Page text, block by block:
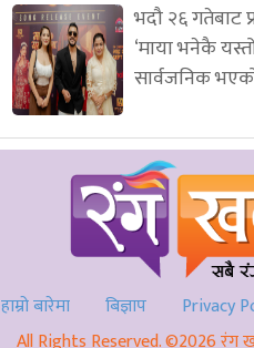
भदौ २६ गतेबाट
‘माया भनेकै
सार्वजनिक
हाम्रो बारेमा बिज्ञाप
Privacy